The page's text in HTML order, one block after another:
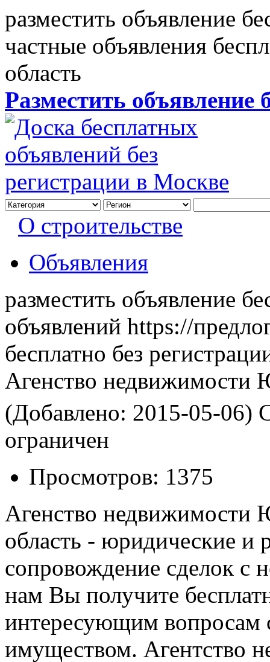
разместить объявление
частные объявления
область
Разместить объявление
О строительстве
Объявления
разместить объявление
объявлений https://
бесплатно без
Агенство
(Добавлено: 2015-05-06)
ограничен
Просмотров: 1375
Агенство
область - юридические и
сопровождение сделок с
нам Вы получите
интересующим вопросам
имуществом. Агентство